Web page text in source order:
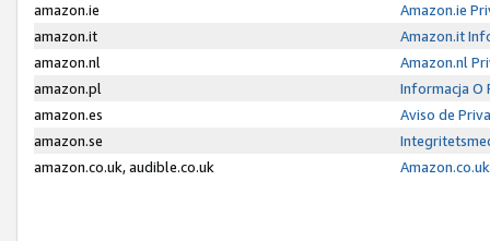
amazon.ie
Amazon.ie
amazon.it
Amazon.it
amazon.nl
Amazon.nl
amazon.pl
Informacja O
amazon.es
Aviso de
amazon.se
amazon.co.uk, audible.co.uk